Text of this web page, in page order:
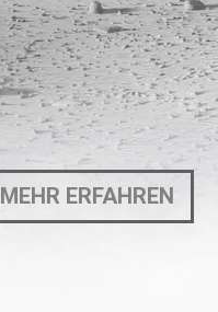
MEHR ERFAHREN